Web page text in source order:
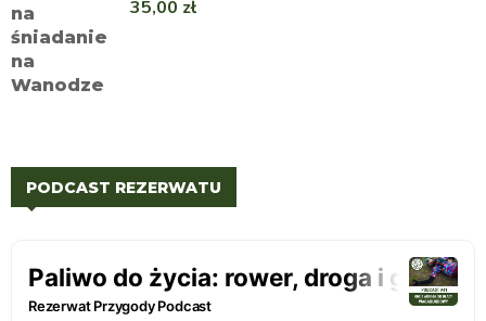
35,00 zł
PODCAST REZERWATU